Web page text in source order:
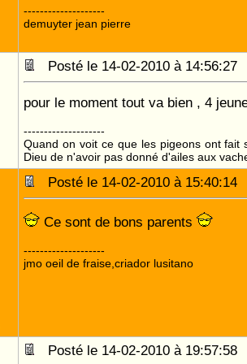
--------------------
demuyter jean pierre
Posté le 14-02-2010 à
pour le moment tout va bien , 4
--------------------
Quand on voit ce que les pigeons ont fait
Dieu de n'avoir pas donné d'ailes aux
Posté le 14-02-2010 à
Ce sont de bons parents
--------------------
jmo oeil de fraise,criador lusitano
Posté le 14-02-2010 à